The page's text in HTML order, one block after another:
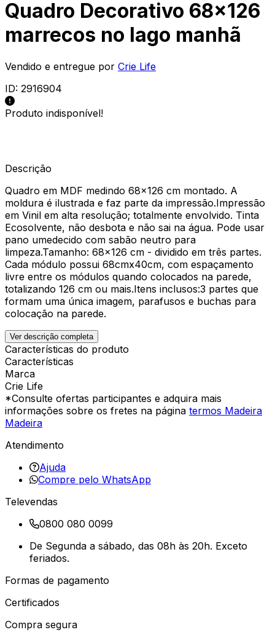
Quadro Decorativo 68x126
marrecos no lago manhã
Vendido e entregue por Crie Life
ID: 2916904
Produto indisponível!
Descrição
Quadro em MDF medindo 68x126 cm montado. A
moldura é ilustrada e faz parte da impressão.Impressão
em Vinil em alta resolução; totalmente envolvido. Tinta
Ecosolvente, não desbota e não sai na água. Pode usar
pano umedecido com sabão neutro para
limpeza.Tamanho: 68x126 cm - dividido em três partes.
Cada módulo possui 68cmx40cm, com espaçamento
livre entre os módulos quando colocados na parede,
totalizando 126 cm ou mais.Itens inclusos:3 partes que
formam uma única imagem, parafusos e buchas para
colocação na parede.
Ver descrição completa
Características do produto
Características
Marca
Crie Life
*Consulte ofertas participantes e adquira mais
informações sobre os fretes na página termos Madeira
Madeira
Atendimento
Ajuda
Compre pelo WhatsApp
Televendas
0800 080 0099
De Segunda a sábado, das 08h às 20h. Exceto
feriados.
Formas de pagamento
Certificados
Compra segura